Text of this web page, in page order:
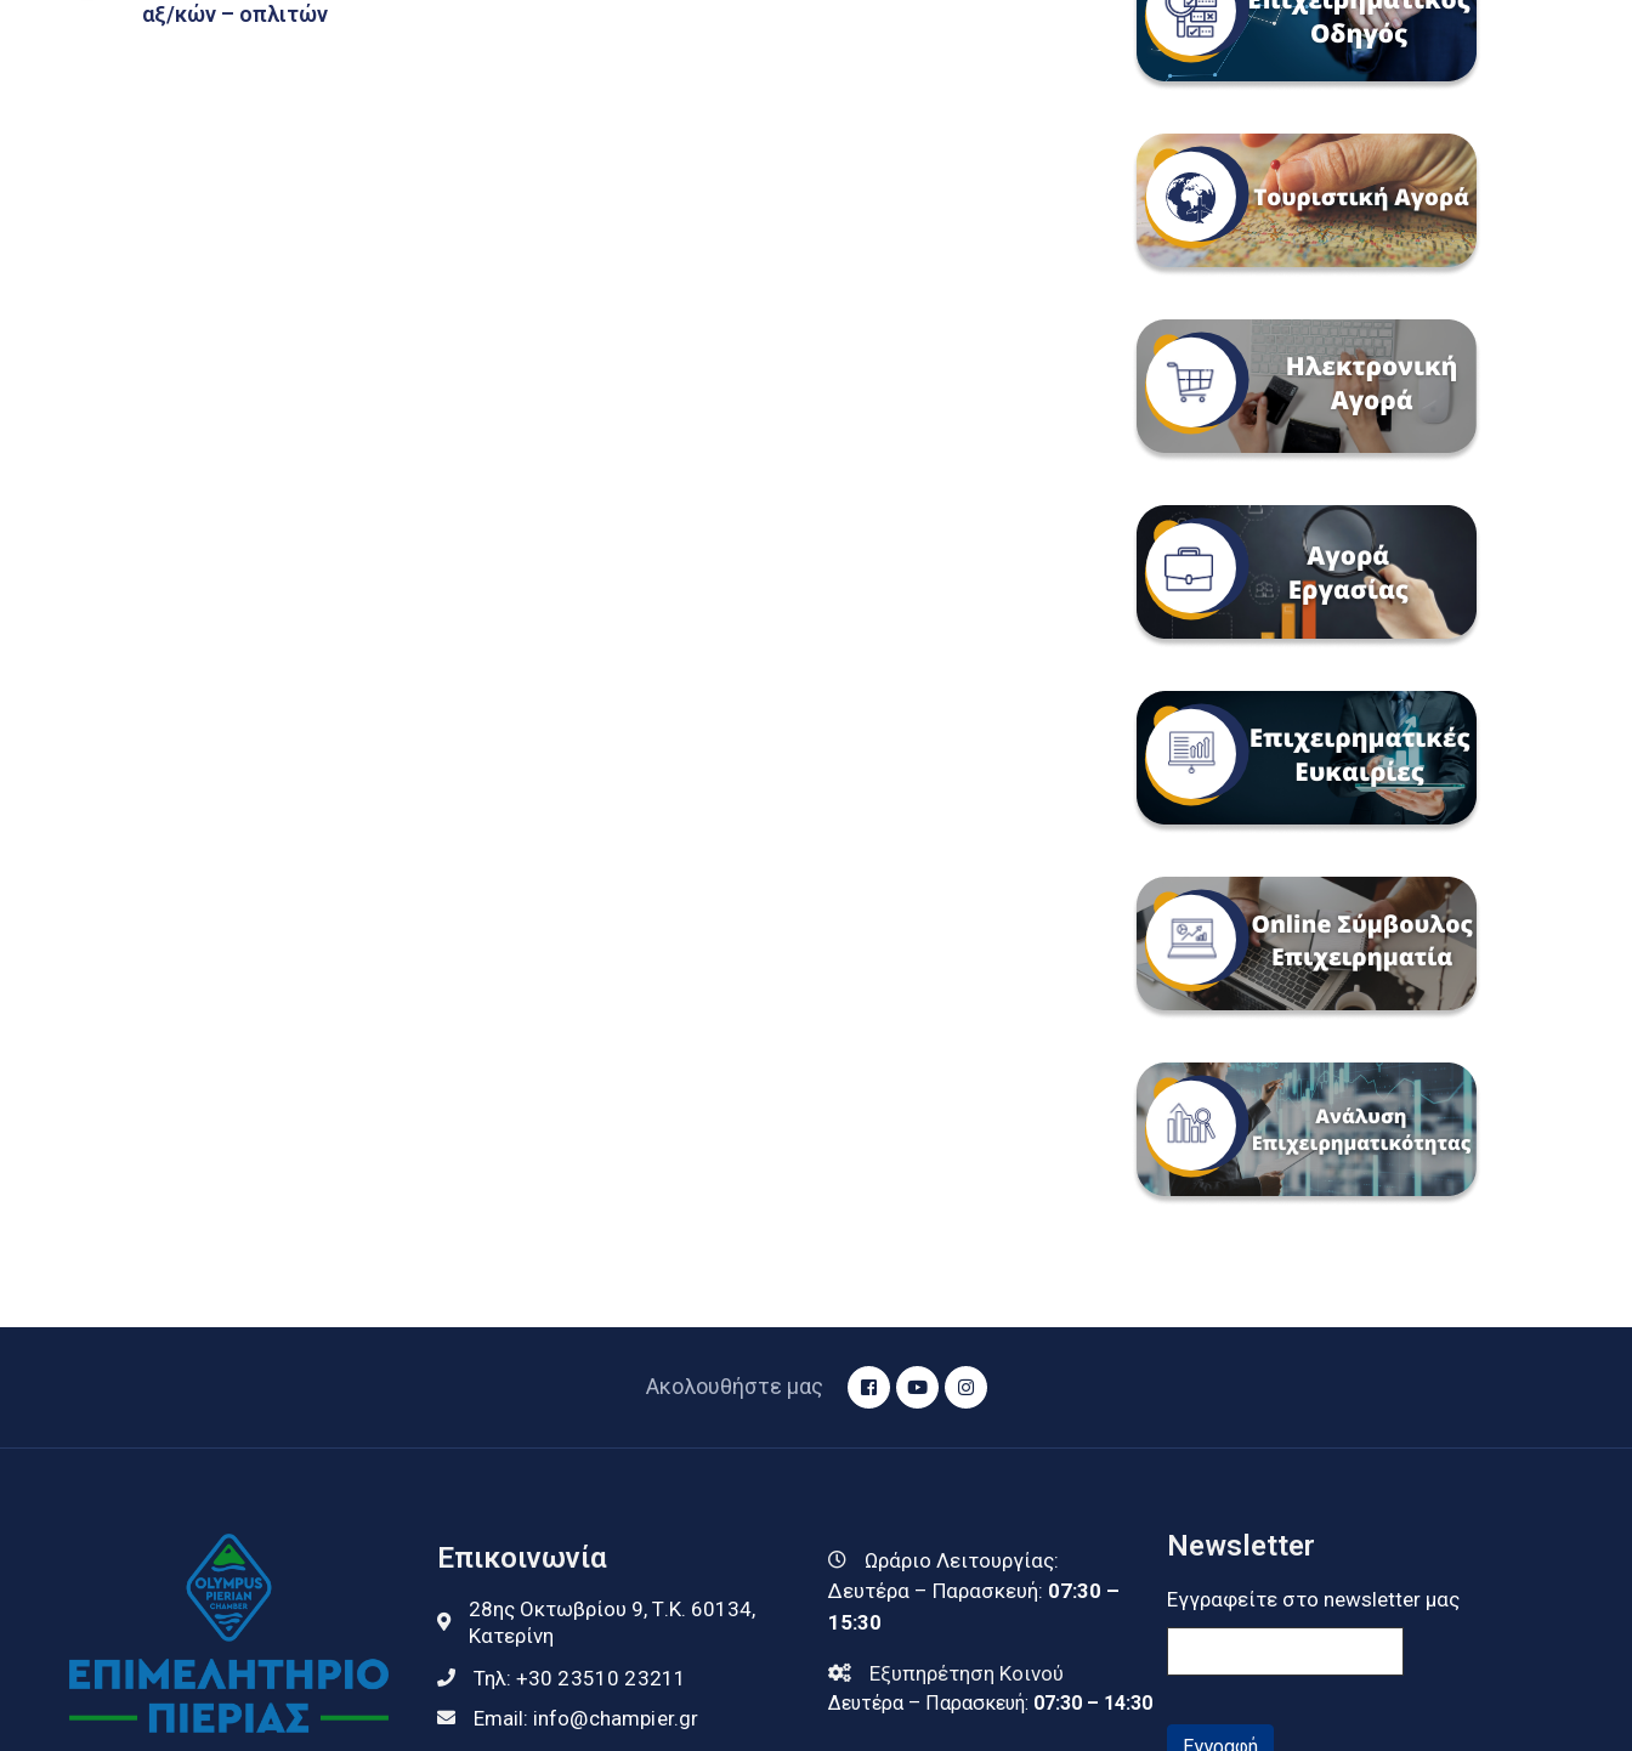
αξ/κών – οπλιτών
Ακολουθήστε μας
Επικοινωνία
28ης Οκτωβρίου 9, Τ.Κ. 60134,
Κατερίνη
Τηλ: +30 23510 23211
Email: info@champier.gr
Ωράριο Λειτουργίας:
Δευτέρα – Παρασκευή: 07:30 –
15:30
Εξυπηρέτηση Κοινού
Δευτέρα – Παρασκευή: 07:30 – 14:30
Newsletter
Εγγραφείτε στο newsletter μας